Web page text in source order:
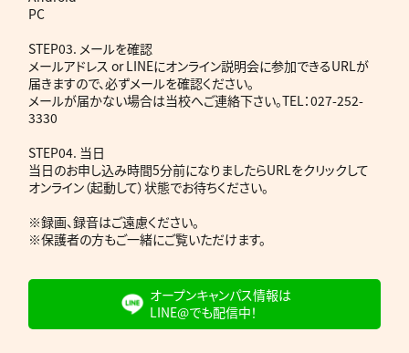
PC
STEP03. メールを確認
メールアドレス or LINEにオンライン説明会に参加できるURLが
届きますので、必ずメールを確認ください。
メールが届かない場合は当校へご連絡下さい。TEL：027-252-
3330
STEP04. 当日
当日のお申し込み時間5分前になりましたらURLをクリックして
オンライン（起動して）状態でお待ちください。
※録画、録音はご遠慮ください。
※保護者の方もご一緒にご覧いただけます。
オープンキャンパス情報は
LINE@でも配信中！